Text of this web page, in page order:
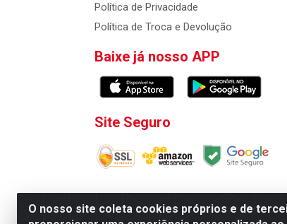
O nosso site coleta cookies próprios e de
Política de Privacidade
Política de Troca e Devolução
Baixe já nosso APP
Site Seguro